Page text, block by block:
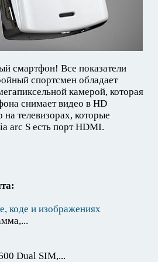
смартфон! Все показатели
спортсмен обладает
камерой, которая
снимает видео в HD
телевизорах, которые
arc S есть порт HDMI.
коде и изображениях
Dual SIM,...